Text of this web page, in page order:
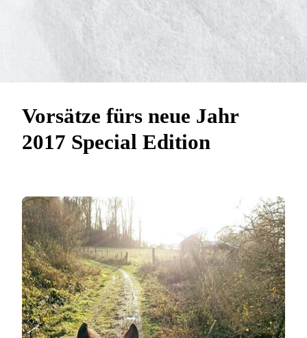
Vorsätze fürs neue Jahr
2017 Special Edition